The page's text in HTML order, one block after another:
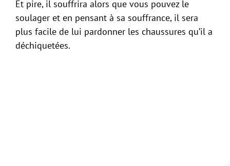
Et pire, il souffrira alors que vous pouvez le
soulager et en pensant à sa souffrance, il sera
plus facile de lui pardonner les chaussures qu’il a
déchiquetées.